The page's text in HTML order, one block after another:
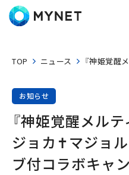
TOP ニュース 『神姫覚醒
お知らせ
『神姫覚醒メル
ジョカ✝マジョル
ブ付コラボキャ